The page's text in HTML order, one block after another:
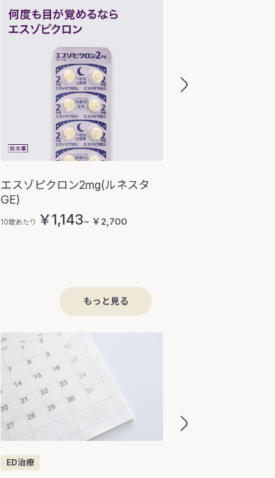
エスゾピクロン2mg(ルネスタ
GE)
10錠あたり ￥1,143~ ￥2,700
もっと見る
ED治療